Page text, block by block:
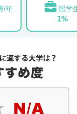
/年 留学
1%